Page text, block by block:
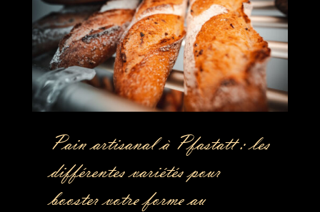
Pain artisanal à Pfastatt : les
différentes variétés pour
booster votre forme au